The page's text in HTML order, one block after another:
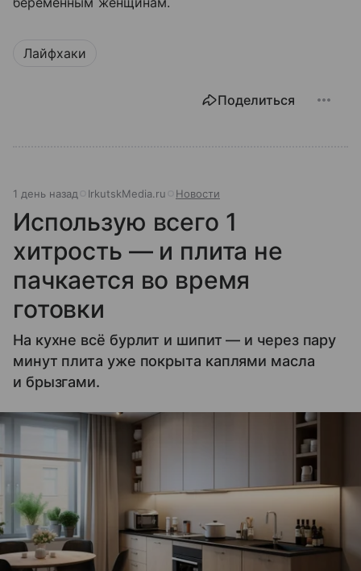
Лайфхаки
Поделиться
1 день назад IrkutskMedia.ru Новости
Использую всего 1
хитрость — и плита не
пачкается во время
готовки
На кухне всё бурлит и шипит — и через пару
минут плита уже покрыта каплями масла
и брызгами.